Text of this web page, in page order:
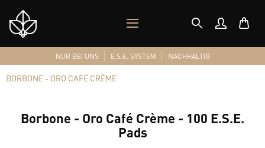
Shop
Logo
MOBILES
MENÜ
NUR BEI UNS E.S.E. SYSTEM NACHHALTIG
BORBONE - ORO CAFÉ CRÈME
Borbone - Oro Café Crème - 100 E.S.E.
Pads